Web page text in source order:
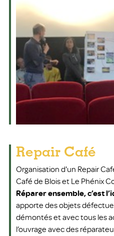
Repair Café
Organisation d'un Repair
Café de Blois et Le Phénix
Réparer ensemble, c’est
apporte des objets
démontés et avec tous les
l’ouvrage avec des